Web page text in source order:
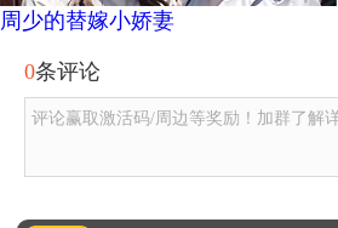
周少的替嫁小娇妻
0条评论
评论赢取激活码/周边等奖励！加群了解